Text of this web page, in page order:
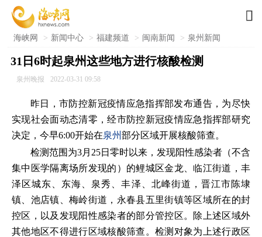

海峡网 > 新闻中心 > 福建频道 > 闽南新闻 > 泉州新闻
31日6时起泉州这些地方进行核酸检测
泉州晚报 2022-03-31 09:58
昨日，市防控新冠疫情应急指挥部发布通告，为尽快
实现社会面动态清零，经市防控新冠疫情应急指挥部研究
决定，今早6:00开始在泉州部分区域开展核酸筛查。
检测范围为3月25日零时以来，发现阳性感染者（不含
集中医学隔离场所发现的）的鲤城区金龙、临江街道，丰
泽区城东、东海、泉秀、丰泽、北峰街道，晋江市陈埭
镇、池店镇、梅岭街道，永春县五里街镇等区域所在的封
控区，以及发现阳性感染者的部分管控区。除上述区域外
其他地区不得进行区域核酸筛查。检测对象为上述行政区